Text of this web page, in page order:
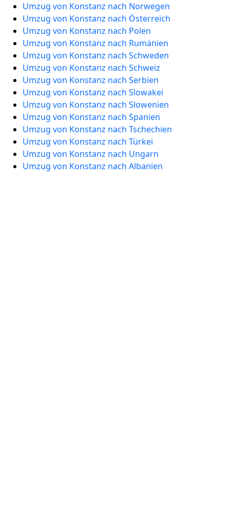
Umzug von Konstanz nach Norwegen
Umzug von Konstanz nach Österreich
Umzug von Konstanz nach Polen
Umzug von Konstanz nach Rumänien
Umzug von Konstanz nach Schweden
Umzug von Konstanz nach Schweiz
Umzug von Konstanz nach Serbien
Umzug von Konstanz nach Slowakei
Umzug von Konstanz nach Slowenien
Umzug von Konstanz nach Spanien
Umzug von Konstanz nach Tschechien
Umzug von Konstanz nach Türkei
Umzug von Konstanz nach Ungarn
Umzug von Konstanz nach Albanien